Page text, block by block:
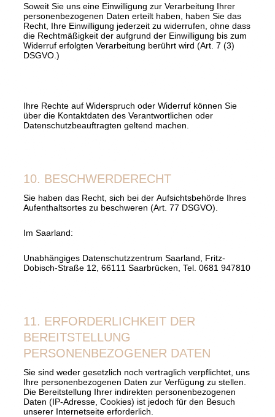
Soweit Sie uns eine Einwilligung zur Verarbeitung Ihrer
personenbezogenen Daten erteilt haben, haben Sie das
Recht, Ihre Einwilligung jederzeit zu widerrufen, ohne dass
die Rechtmäßigkeit der aufgrund der Einwilligung bis zum
Widerruf erfolgten Verarbeitung berührt wird (Art. 7 (3)
DSGVO.)
Ihre Rechte auf Widerspruch oder Widerruf können Sie
über die Kontaktdaten des Verantwortlichen oder
Datenschutzbeauftragten geltend machen.
10. BESCHWERDERECHT
Sie haben das Recht, sich bei der Aufsichtsbehörde Ihres
Aufenthaltsortes zu beschweren (Art. 77 DSGVO).
Im Saarland:
Unabhängiges Datenschutzzentrum Saarland, Fritz-
Dobisch-Straße 12, 66111 Saarbrücken, Tel. 0681 947810
11. ERFORDERLICHKEIT DER
BEREITSTELLUNG
PERSONENBEZOGENER DATEN
Sie sind weder gesetzlich noch vertraglich verpflichtet, uns
Ihre personenbezogenen Daten zur Verfügung zu stellen.
Die Bereitstellung Ihrer indirekten personenbezogenen
Daten (IP-Adresse, Cookies) ist jedoch für den Besuch
unserer Internetseite erforderlich.